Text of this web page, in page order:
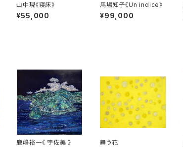
山中現《寝床》
¥55,000
馬場知子《Un indice》
¥99,000
鹿嶋裕一《 宇佐美 》 舞う花